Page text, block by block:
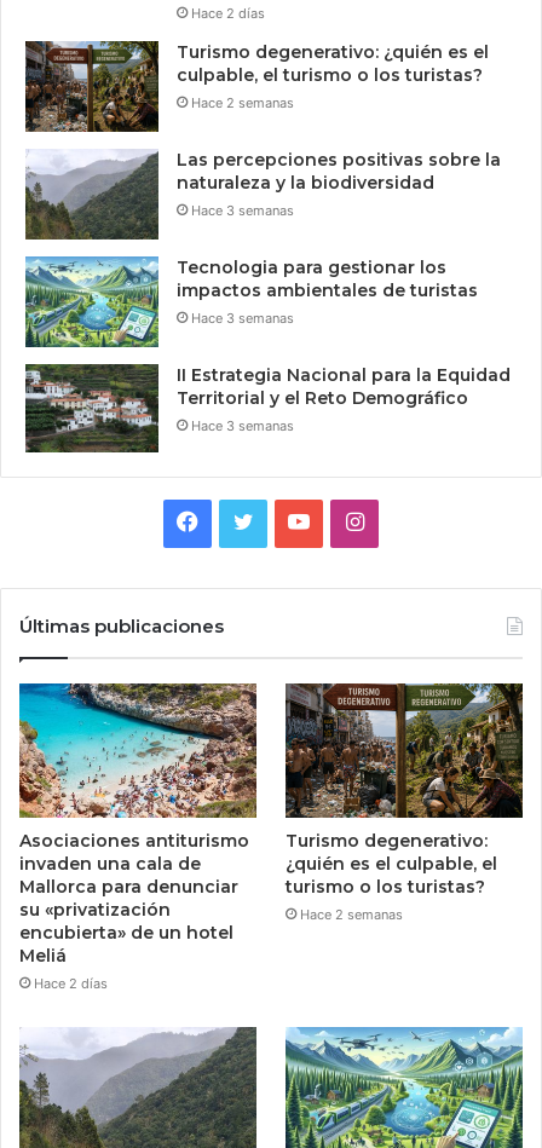
Hace 2 días
Turismo degenerativo: ¿quién es el
culpable, el turismo o los turistas?
Hace 2 semanas
Las percepciones positivas sobre la
naturaleza y la biodiversidad
Hace 3 semanas
Tecnologia para gestionar los
impactos ambientales de turistas
Hace 3 semanas
II Estrategia Nacional para la Equidad
Territorial y el Reto Demográfico
Hace 3 semanas
Facebook
TwitterYouTubeInstagram
Últimas publicaciones
Asociaciones antiturismo
invaden una cala de
Mallorca para denunciar
su «privatización
encubierta» de un hotel
Meliá
Hace 2 días
Turismo degenerativo:
¿quién es el culpable, el
turismo o los turistas?
Hace 2 semanas